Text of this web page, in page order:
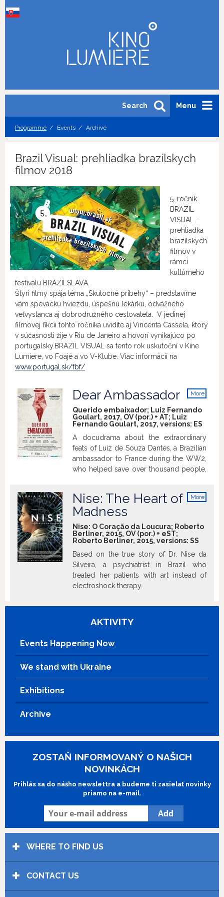
Menu
Search
Programme Events Archive
Brazil Visual: prehliadka brazílskych
filmov 2018
5. ročník
BRAZIL
VISUAL –
prehliadka
brazílskych
filmov v
rámci
kultúrneho
festivalu BRAZILSLAVA.
Štyri filmy spája téma „Skutočné príbehy“ – predstavíme
vám spevácku hviezdu, úspešnú lekárku, odvážneho
veľvyslanca aj dobrodružného cestovateľa. V jedinej
filmovej fikcii tohto ročníka uvidíte aj Vincenta Cassela, ktorý
v súčasnosti žije v Riu de Janeiro a hovorí vynikajúco po
portugalsky.BRAZIL VISUAL sa tento rok uskutoční v Kine
Lumiere, vo Foajé a vo V-Klube. Viac informácií na
www.portugal.sk/fbf/
More
Dear Ambassador
Querido embaixador; Luiz Fernando
Goulart, 2017, OV (por.) + AT; Luiz
Fernando Goulart, 2017, versions: ES
A docudrama about the extraordinary
feats of Luiz de Souza Dantes, a Brazilian
ambassador to France during the WW2,
who helped save over thousand people,
the war.
More
Nise: The Heart of
Madness
Nise: O Coração da Loucura; Roberto
Berliner, 2015, OV (por.) + eST;
Roberto Berliner, 2015, versions: SS
Based on the true story of Dr. Nise da
Silveira, a psychiatrist in Brazil who
treated her patients with art instead of
electroshock therapy.
AKTIVITY
Events Happening Now
We stand with Ukraine
Exhibitions
Archive
ZOSTAŇ INFORMOVANÝ O NAŠICH
NOVINKÁCH
Prihlás sa do nášho newslettra a budeme ti zasielať novinky
priamo na e-mail.
WHERE TO FIND US
CONTACT US